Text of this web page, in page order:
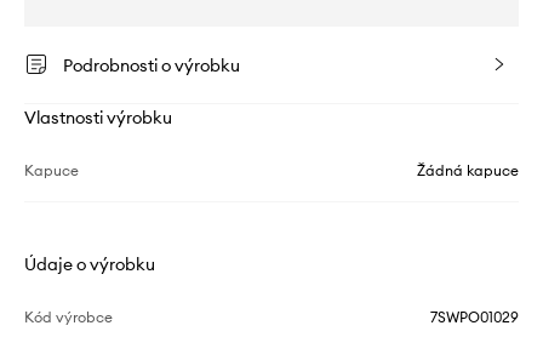
Podrobnosti o výrobku
Vlastnosti výrobku
Kapuce Žádná kapuce
Údaje o výrobku
Kód výrobce 7SWPO01029